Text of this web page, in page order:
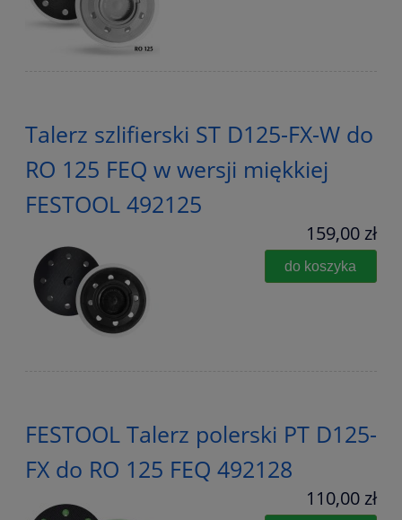
Talerz szlifierski ST D125-FX-W do
RO 125 FEQ w wersji miękkiej
FESTOOL 492125
159,00 zł
do koszyka
FESTOOL Talerz polerski PT D125-
FX do RO 125 FEQ 492128
110,00 zł